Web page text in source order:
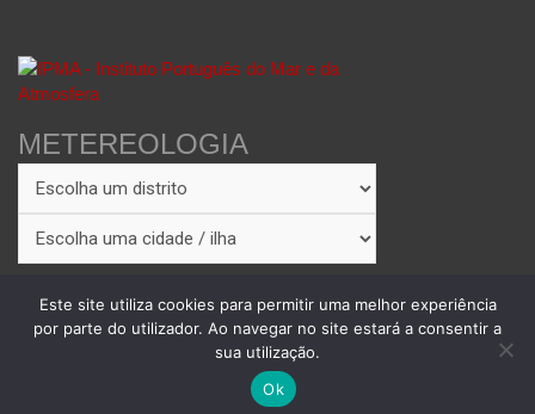
METEREOLOGIA
Copyright © 2026 Theme by:
Proudly Powered by:
Este site utiliza cookies para permitir uma melhor experiência
por parte do utilizador. Ao navegar no site estará a consentir a
sua utilização.
Ok